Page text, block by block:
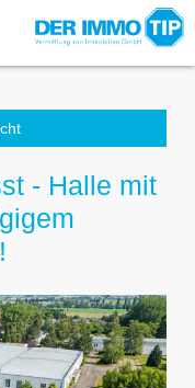
- Halle mit